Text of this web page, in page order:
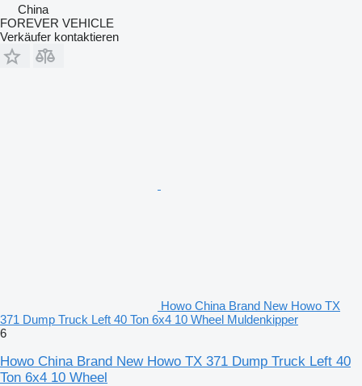
China
FOREVER VEHICLE
Verkäufer kontaktieren
Howo China Brand New Howo TX
371 Dump Truck Left 40 Ton 6x4 10 Wheel Muldenkipper
6
Howo China Brand New Howo TX 371 Dump Truck Left 40
Ton 6x4 10 Wheel